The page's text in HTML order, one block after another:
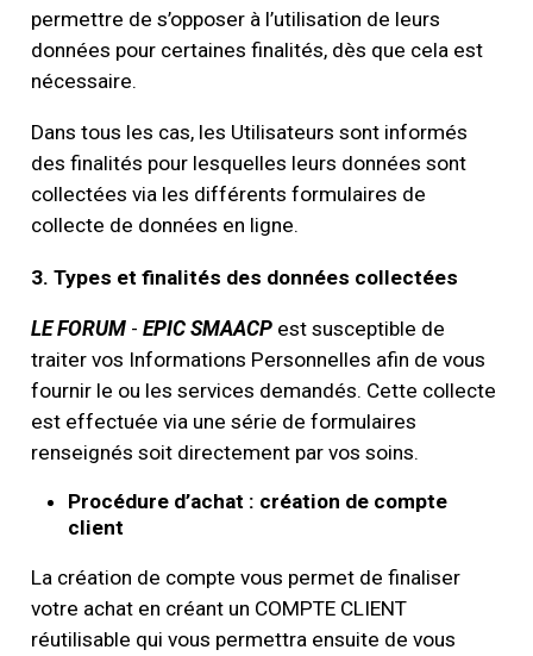
permettre de s’opposer à l’utilisation de leurs
données pour certaines finalités, dès que cela est
nécessaire.
Dans tous les cas, les Utilisateurs sont informés
des finalités pour lesquelles leurs données sont
collectées via les différents formulaires de
collecte de données en ligne.
3. Types et finalités des données collectées
LE FORUM -EPIC SMAACP est susceptible de
traiter vos Informations Personnelles afin de vous
fournir le ou les services demandés. Cette collecte
est effectuée via une série de formulaires
renseignés soit directement par vos soins.
Procédure d’achat : création de compte
client
La création de compte vous permet de finaliser
votre achat en créant un COMPTE CLIENT
réutilisable qui vous permettra ensuite de vous